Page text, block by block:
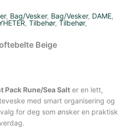
, Bag/Vesker, Bag/Vesker, DAME,
,Tilbehør,Tilbehør,
Beige
Pack Rune/Sea Salt er en lett,
med smart organisering og
for deg som ønsker en praktisk